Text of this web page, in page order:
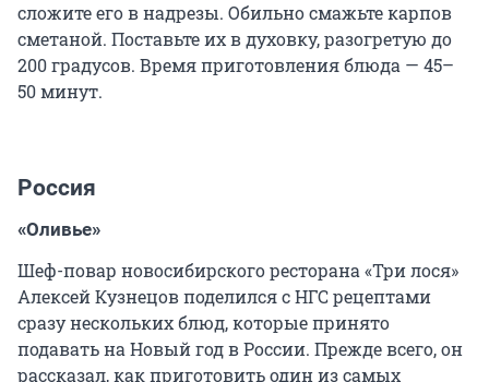
сложите его в надрезы. Обильно смажьте карпов
сметаной. Поставьте их в духовку, разогретую до
200 градусов. Время приготовления блюда — 45–
50 минут.
Россия
«Оливье»
Шеф-повар новосибирского ресторана «Три лося»
Алексей Кузнецов поделился с НГС рецептами
сразу нескольких блюд, которые принято
подавать на Новый год в России. Прежде всего, он
рассказал, как приготовить один из самых